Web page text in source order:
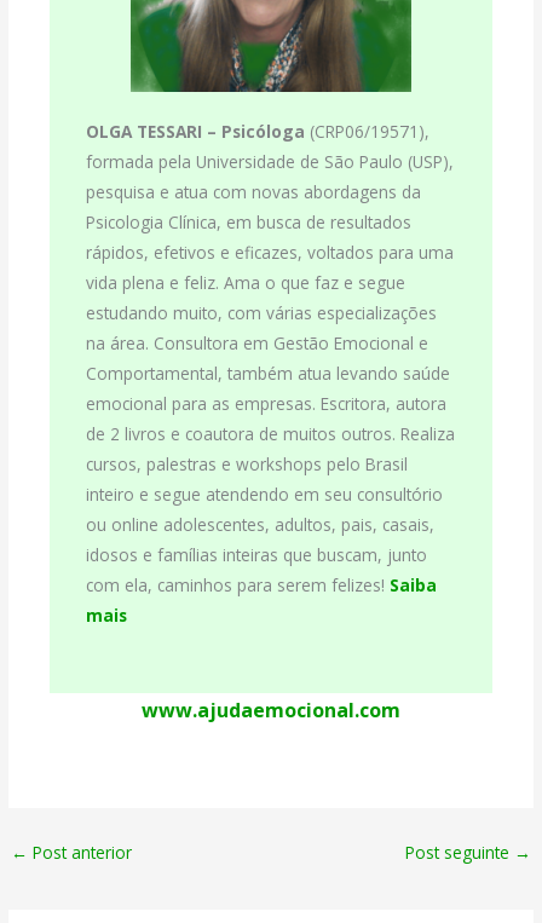
OLGA TESSARI – Psicóloga (CRP06/19571),
formada pela Universidade de São Paulo (USP),
pesquisa e atua com novas abordagens da
Psicologia Clínica, em busca de resultados
rápidos, efetivos e eficazes, voltados para uma
vida plena e feliz. Ama o que faz e segue
estudando muito, com várias especializações
na área. Consultora em Gestão Emocional e
Comportamental, também atua levando saúde
emocional para as empresas. Escritora, autora
de 2 livros e coautora de muitos outros. Realiza
cursos, palestras e workshops pelo Brasil
inteiro e segue atendendo em seu consultório
ou online adolescentes, adultos, pais, casais,
idosos e famílias inteiras que buscam, junto
com ela, caminhos para serem felizes! Saiba
mais
www.ajudaemocional.com
← Post anterior Post seguinte →